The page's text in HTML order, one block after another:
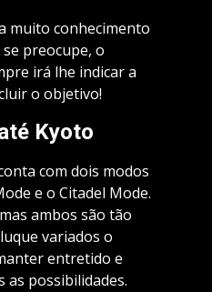
muito conhecimento
preocupe, o
irá lhe indicar a
o objetivo!
Kyoto
com dois modos
e o Citadel Mode.
ambos são tão
variados o
entretido e
possibilidades.